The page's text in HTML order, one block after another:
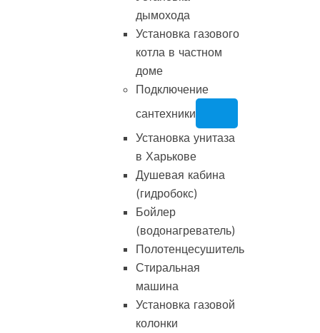
дымохода
Установка газового
котла в частном
доме
Подключение
сантехники
Установка унитаза
в Харькове
Душевая кабина
(гидробокс)
Бойлер
(водонагреватель)
Полотенцесушитель
Стиральная
машина
Установка газовой
колонки